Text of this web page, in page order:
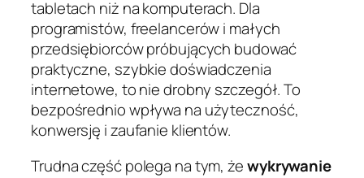
tabletach niż na komputerach. Dla
programistów, freelancerów i małych
przedsiębiorców próbujących budować
praktyczne, szybkie doświadczenia
internetowe, to nie drobny szczegół. To
bezpośrednio wpływa na użyteczność,
konwersję i zaufanie klientów.
Trudna część polega na tym, żewykrywanie